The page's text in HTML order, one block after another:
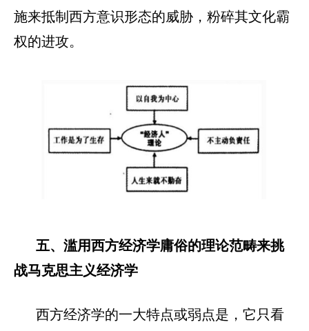
施来抵制西方意识形态的威胁，粉碎其文化霸
权的进攻。
五、滥用西方经济学庸俗的理论范畴来挑
战马克思主义经济学
西方经济学的一大特点或弱点是，它只看